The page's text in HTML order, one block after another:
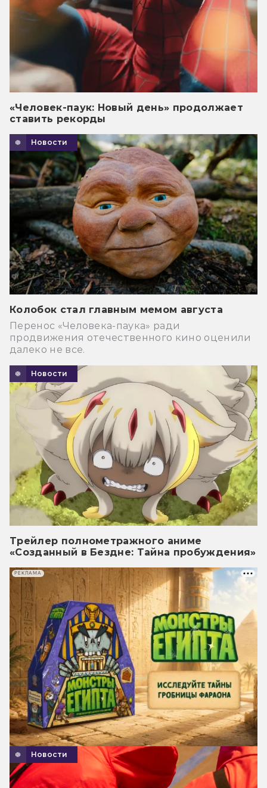
«Человек-паук: Новый день» продолжает
ставить рекорды
Новости
Колобок стал главным мемом августа
Перенос «Человека-паука» ради
продвижения отечественного кино оценили
далеко не все.
Новости
Трейлер полнометражного аниме
«Созданный в Бездне: Тайна пробуждения»
Новости
РЕКЛАМА